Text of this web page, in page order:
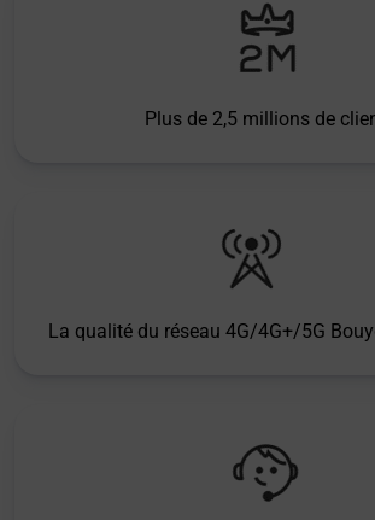
Plus de 2,5 millions de
La qualité du réseau 4G/4G+/5G